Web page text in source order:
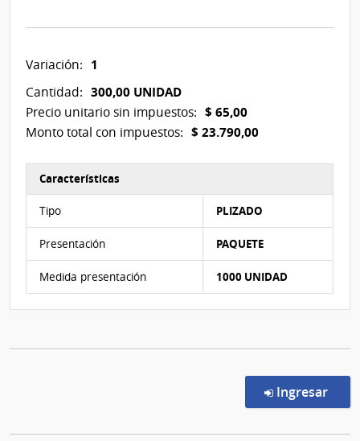
Variación: 1
Cantidad: 300,00 UNIDAD
Precio unitario sin impuestos: $ 65,00
Monto total con impuestos: $ 23.790,00
Características
Tipo PLIZADO
Presentación PAQUETE
Medida presentación 1000 UNIDAD
Ingresar